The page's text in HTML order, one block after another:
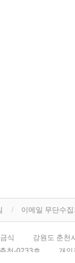
이메일 무단수집
식 강원도 춘천
천-0233호 개인